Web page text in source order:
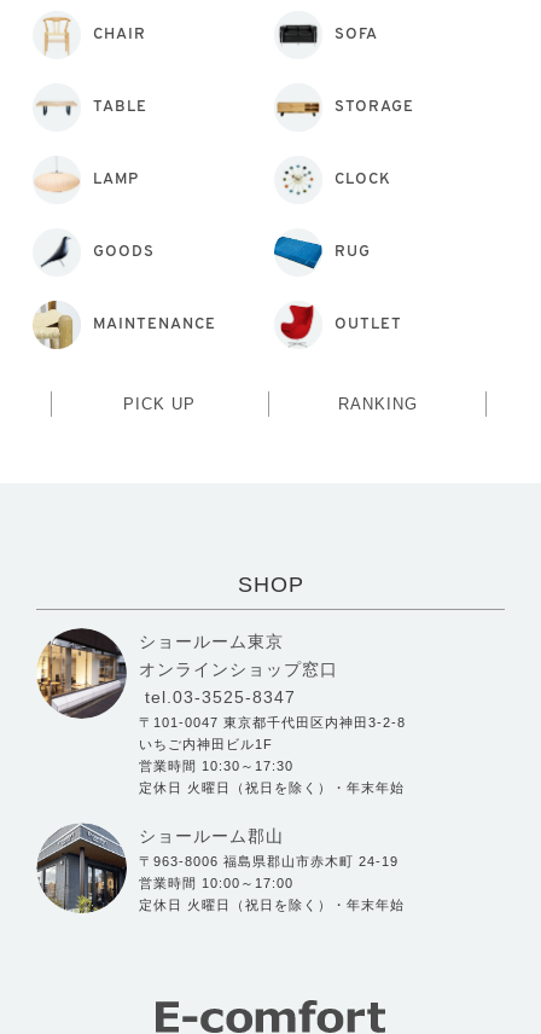
CHAIR SOFA
TABLE STORAGE
LAMP CLOCK
GOODS RUG
MAINTENANCE OUTLET
PICK UP RANKING
SHOP
ショールーム東京
オンラインショップ窓口
tel.03-3525-8347
〒101-0047 東京都千代田区内神田3-2-8
いちご内神田ビル1F
営業時間 10:30～17:30
定休日 火曜日（祝日を除く）・年末年始
ショールーム郡山
〒963-8006 福島県郡山市赤木町 24-19
営業時間 10:00～17:00
定休日 火曜日（祝日を除く）・年末年始